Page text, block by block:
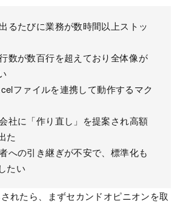
るたびに業務が数時間以上ストッ
数が数百行を超えており全体像が
ファイルを連携して動作するマク
社に「作り直し」を提案され高額
た
への引き継ぎが不安で、標準化も
たい
れたら、まずセカンドオピニオンを取